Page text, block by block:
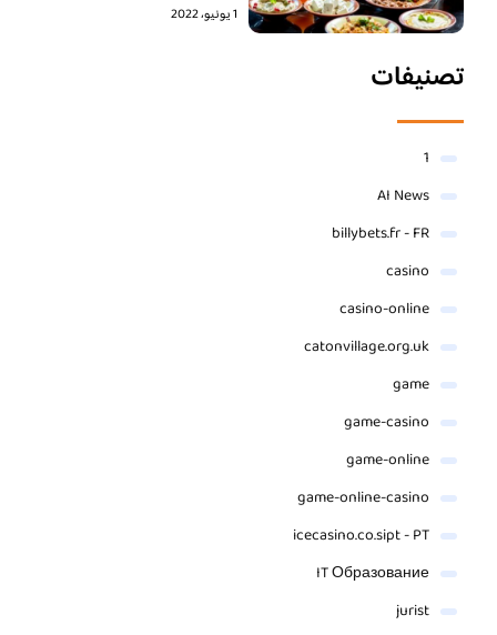
1 يونيو، 2022
تصنيفات
1
AI News
billybets.fr - FR
casino
casino-online
catonvillage.org.uk
game
game-casino
game-online
game-online-casino
icecasino.co.sipt - PT
IT Образование
jurist